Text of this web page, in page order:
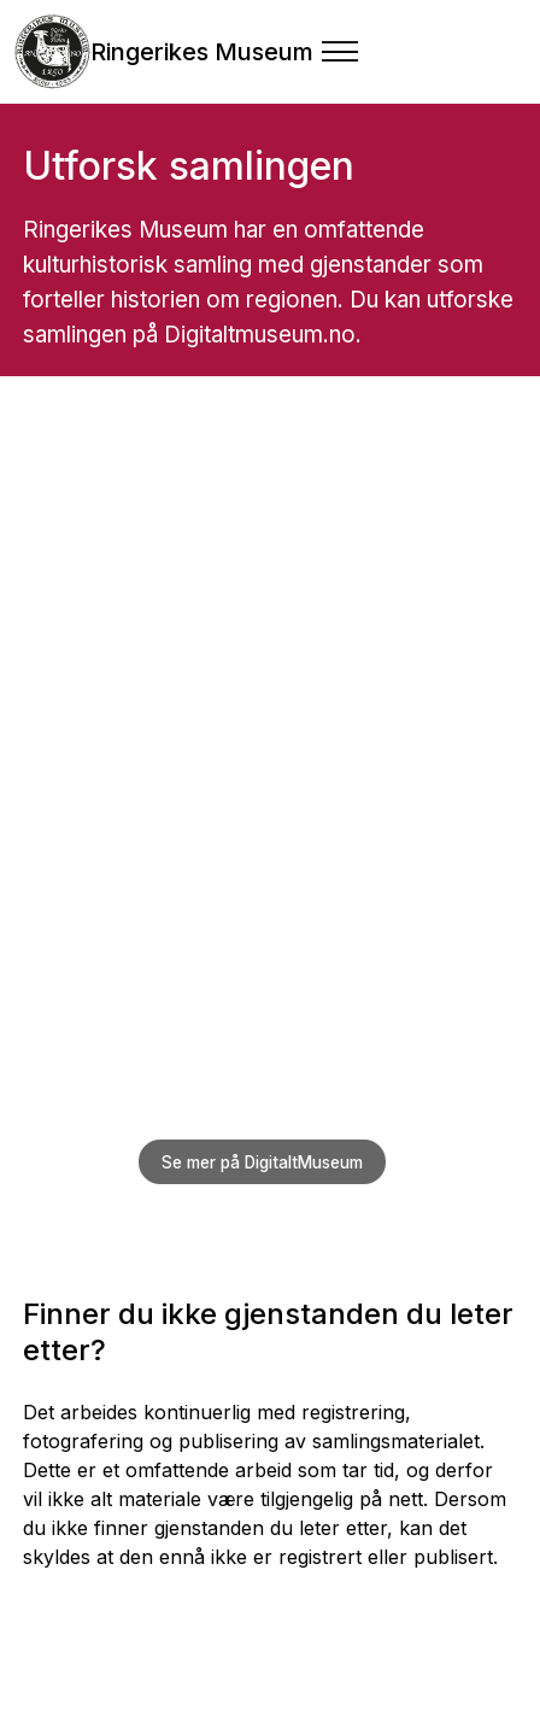
Ringerikes Museum
Utforsk samlingen
Ringerikes Museum har en omfattende
kulturhistorisk samling med gjenstander som
forteller historien om regionen. Du kan utforske
samlingen på Digitaltmuseum.no.
Se mer på DigitaltMuseum
Finner du ikke gjenstanden du leter
etter?
Det arbeides kontinuerlig med registrering,
fotografering og publisering av samlingsmaterialet.
Dette er et omfattende arbeid som tar tid, og derfor
vil ikke alt materiale være tilgjengelig på nett. Dersom
du ikke finner gjenstanden du leter etter, kan det
skyldes at den ennå ikke er registrert eller publisert.